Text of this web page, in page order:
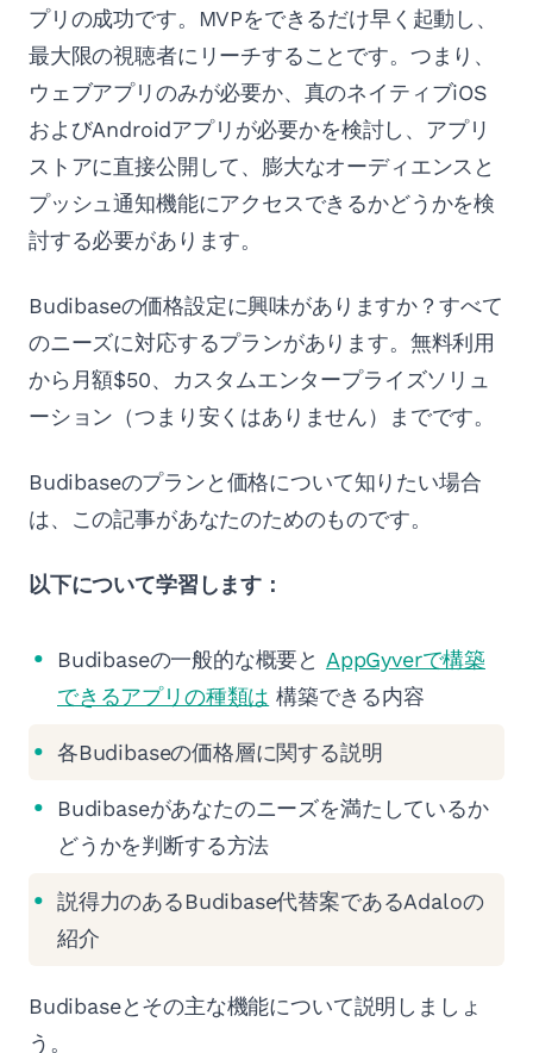
プリの成功です。MVPをできるだけ早く起動し、
最大限の視聴者にリーチすることです。つまり、
ウェブアプリのみが必要か、真のネイティブiOS
およびAndroidアプリが必要かを検討し、アプリ
ストアに直接公開して、膨大なオーディエンスと
プッシュ通知機能にアクセスできるかどうかを検
討する必要があります。
Budibaseの価格設定に興味がありますか？すべて
のニーズに対応するプランがあります。無料利用
から月額$50、カスタムエンタープライズソリュ
ーション（つまり安くはありません）までです。
Budibaseのプランと価格について知りたい場合
は、この記事があなたのためのものです。
以下について学習します：
Budibaseの一般的な概要と AppGyverで構築
できるアプリの種類は 構築できる内容
各Budibaseの価格層に関する説明
Budibaseがあなたのニーズを満たしているか
どうかを判断する方法
説得力のあるBudibase代替案であるAdaloの
紹介
Budibaseとその主な機能について説明しましょ
う。